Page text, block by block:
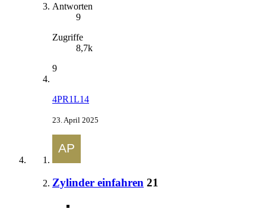
Antworten
9
Zugriffe
8,7k
9
4PR1L14
23. April 2025
Zylinder einfahren 21